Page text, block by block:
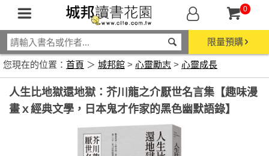
0
限量預購
您現在的位置： 首頁 ＞ 城邦館 > 心靈勵志 > 心靈成長
人生比地獄還地獄：芥川龍之介厭世名言集【趣味漫
畫ｘ經典文學，日本鬼才作家的黑色幽默語錄】